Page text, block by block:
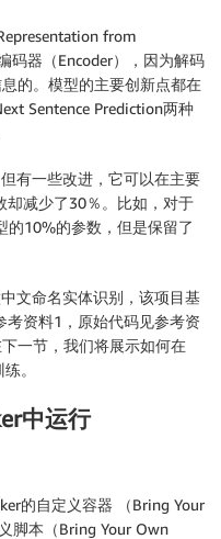
from
码器（Encoder），因为解码
的。模型的主要创新点都在
Sentence Prediction两种
有一些改进，它可以在主要
却减少了30％。比如，对于
的10%的参数，但是保留了
文命名实体识别，该项目基
资料1，原始代码见参考资
一节，我们将展示如何在
。
中运行
的自定义容器 （Bring Your
脚本（Bring Your Own